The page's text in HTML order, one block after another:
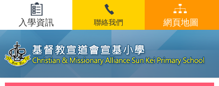
入學資訊 聯絡我們 網頁地圖